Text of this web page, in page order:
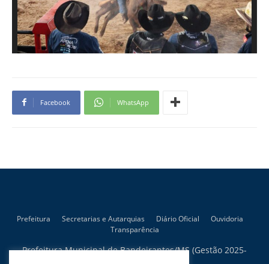
Facebook WhatsApp
Prefeitura Secretarias e Autarquias Diário Oficial
Ouvidoria
Transparência
Prefeitura Municipal de Bandeirantes/MS (Gestão 2025-